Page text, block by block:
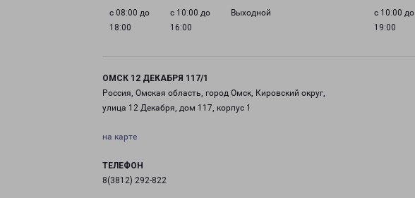
с 08:00 до
18:00
с 10:00 до
16:00
Выходной
с 10:00 до
19:00
ОМСК 12 ДЕКАБРЯ 117/1
Россия, Омская область, город Омск, Кировский округ,
улица 12 Декабря, дом 117, корпус 1
на карте
ТЕЛЕФОН
8(3812) 292-822